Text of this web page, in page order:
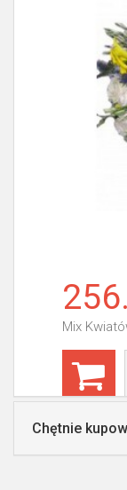
Mix
Chętnie